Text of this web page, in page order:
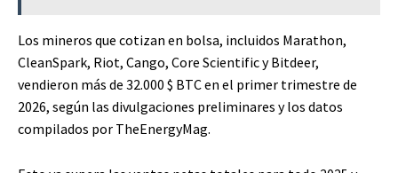
Los mineros que cotizan en bolsa, incluidos Marathon,
CleanSpark, Riot, Cango, Core Scientific y Bitdeer,
vendieron más de 32.000 $ BTCen el primer trimestre de
2026, según las divulgaciones preliminares y los datos
compilados por TheEnergyMag.